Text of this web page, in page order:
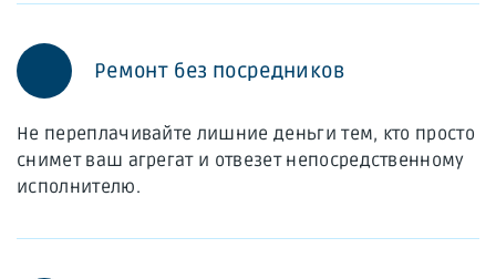
Ремонт без посредников
Не переплачивайте лишние деньги тем, кто просто
снимет ваш агрегат и отвезет непосредственному
исполнителю.